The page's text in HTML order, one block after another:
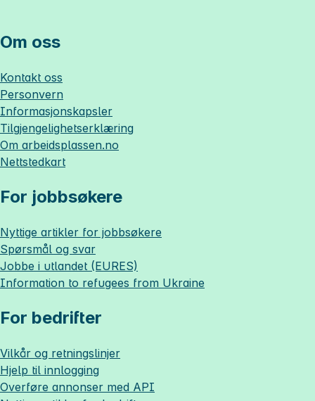
Om oss
Kontakt oss
Personvern
Informasjonskapsler
Tilgjengelighetserklæring
Om arbeidsplassen.no
Nettstedkart
For jobbsøkere
Nyttige artikler for jobbsøkere
Spørsmål og svar
Jobbe i utlandet (EURES)
Information to refugees from Ukraine
For bedrifter
Vilkår og retningslinjer
Hjelp til innlogging
Overføre annonser med API